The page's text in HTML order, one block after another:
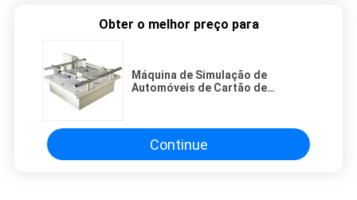
Obter o melhor preço para
Máquina de Simulação de
Automóveis de Cartão de
Continue